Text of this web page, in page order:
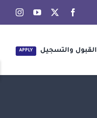
القبول والتسجيل APPLY